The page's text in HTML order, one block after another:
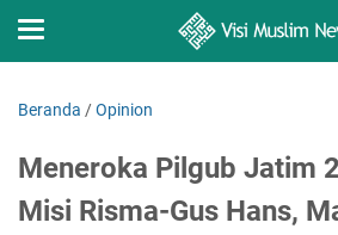
Beranda /Opinion
Meneroka Pilgub Jatim
Misi Risma-Gus Hans,